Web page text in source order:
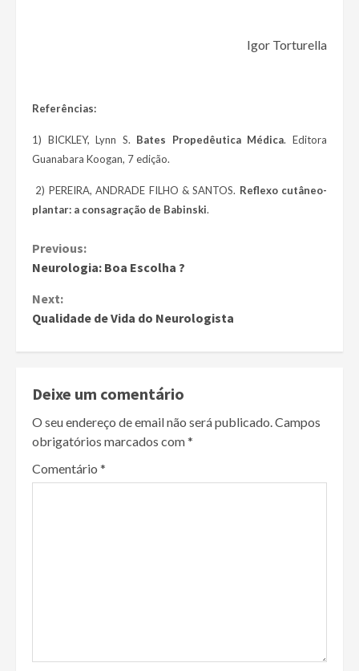
Igor Torturella
Referências:
1) BICKLEY, Lynn S. Bates Propedêutica Médica. Editora
Guanabara Koogan, 7 edição.
2) PEREIRA, ANDRADE FILHO & SANTOS. Reflexo cutâneo-
plantar: a consagração de Babinski.
Continue
Reading
Previous:
Neurologia: Boa Escolha ?
Next:
Qualidade de Vida do Neurologista
Deixe um comentário
O seu endereço de email não será publicado.Campos
obrigatórios marcados com*
Comentário *